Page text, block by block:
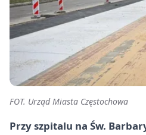
FOT. Urząd Miasta Częstochowa
Przy szpitalu na Św.